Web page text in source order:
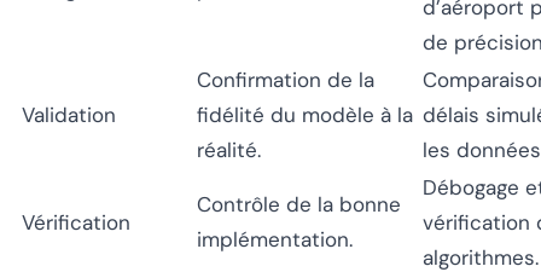
d’aéroport
de
Validation
Confirmation de la
fidélité du modèle à la
réalité.
délais
les
Vérification
Contrôle de la bonne
implémentation.
Débogage
vérification
algorithmes.